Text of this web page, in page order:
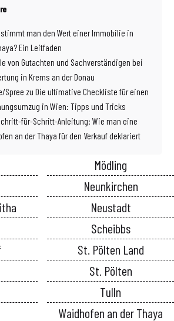
man den Wert einer Immobilie in
Ein Leitfaden
von Gutachten und Sachverständigen bei
in Krems an der Donau
Spree zu Die ultimative Checkliste für einen
in Wien: Tipps und Tricks
für-Schritt-Anleitung: Wie man eine
an der Thaya für den Verkauf deklariert
Mödling
Neunkirchen
Neustadt
Scheibbs
St. Pölten Land
St. Pölten
Tulln
Waidhofen an der Thaya